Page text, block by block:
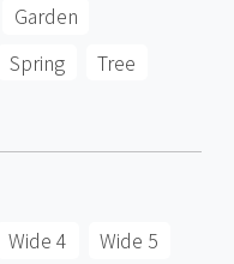
Garden
Spring
Tree
Wide 4 Wide 5